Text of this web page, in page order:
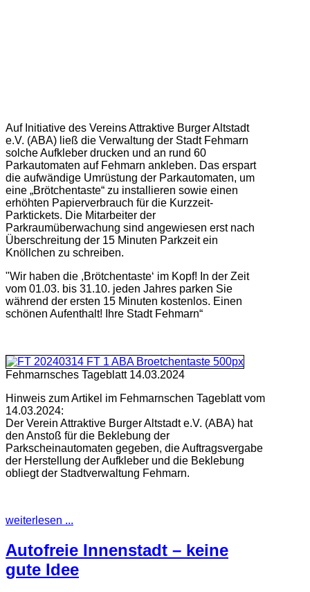
Auf Initiative des Vereins Attraktive Burger Altstadt
e.V. (ABA) ließ die Verwaltung der Stadt Fehmarn
solche Aufkleber drucken und an rund 60
Parkautomaten auf Fehmarn ankleben. Das erspart
die aufwändige Umrüstung der Parkautomaten, um
eine „Brötchentaste“ zu installieren sowie einen
erhöhten Papierverbrauch für die Kurzzeit-
Parktickets. Die Mitarbeiter der
Parkraumüberwachung sind angewiesen erst nach
Überschreitung der 15 Minuten Parkzeit ein
Knöllchen zu schreiben.
"Wir haben die ,Brötchentaste‘ im Kopf! In der Zeit
vom 01.03. bis 31.10. jeden Jahres parken Sie
während der ersten 15 Minuten kostenlos. Einen
schönen Aufenthalt! Ihre Stadt Fehmarn“
Fehmarnsches Tageblatt 14.03.2024
Hinweis zum Artikel im Fehmarnschen Tageblatt vom
14.03.2024:
Der Verein Attraktive Burger Altstadt e.V. (ABA) hat
den Anstoß für die Beklebung der
Parkscheinautomaten gegeben, die Auftragsvergabe
der Herstellung der Aufkleber und die Beklebung
obliegt der Stadtverwaltung Fehmarn.
weiterlesen ...
Autofreie Innenstadt – keine
gute Idee